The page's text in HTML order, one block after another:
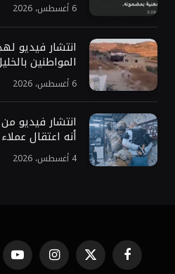
6 أغسطس، 2026
انتشار فيديو
المواطنين
6 أغسطس، 2026
انتشار فيديو
أنه اعتقال
4 أغسطس، 2026
فيسبوك X الانستغرام